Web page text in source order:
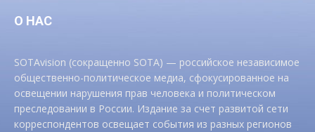
О НАС
SOTAvision (сокращенно SOTA) — российское независимое
общественно-политическое медиа, сфокусированное на
освещении нарушения прав человека и политическом
преследовании в России. Издание за счет развитой сети
корреспондентов освещает события из разных регионов